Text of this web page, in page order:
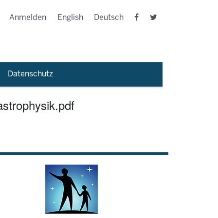
Anmelden English Deutsch
Datenschutz